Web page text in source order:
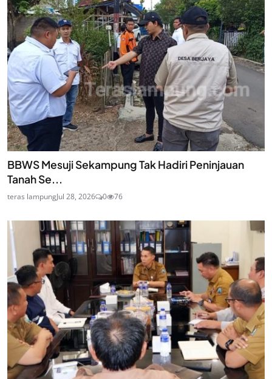
BBWS Mesuji Sekampung Tak Hadiri Peninjauan
Tanah Se...
teras lampungJul 28, 2026 0 76